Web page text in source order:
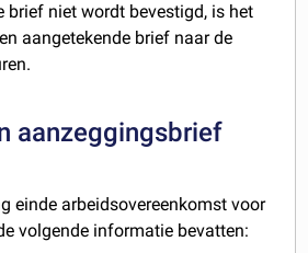
brief niet wordt bevestigd, is het
aangetekende brief naar de
aanzeggingsbrief
einde arbeidsovereenkomst voor
volgende informatie bevatten: